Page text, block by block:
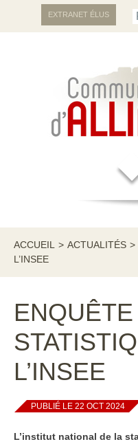
EXTRANET ÉLUS
ACCUEIL > ACTUALITÉS >
L’INSEE
ENQUÊTE
L’INSEE
PUBLIÉ LE 22 OCT 2024
L’institut national de la